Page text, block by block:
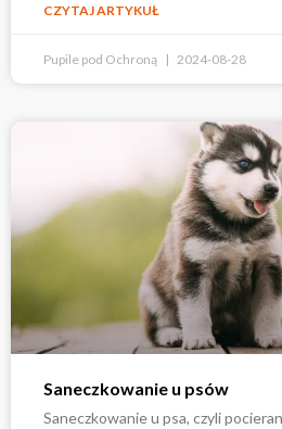
CZYTAJ ARTYKUŁ
Pupile pod Ochroną 2024-08-28
Saneczkowanie u psów
Saneczkowanie u psa, czyli